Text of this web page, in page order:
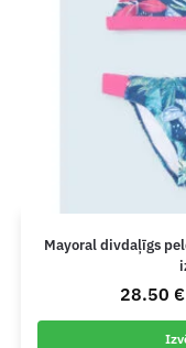
Mayoral divdaļīgs
28.50 €